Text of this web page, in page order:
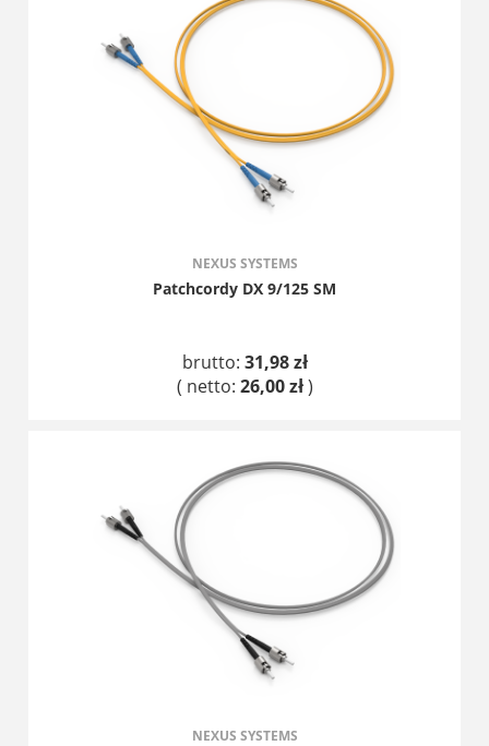
NEXUS SYSTEMS
Patchcordy DX 9/125 SM
brutto: 31,98 zł
( netto: 26,00 zł)
NEXUS SYSTEMS